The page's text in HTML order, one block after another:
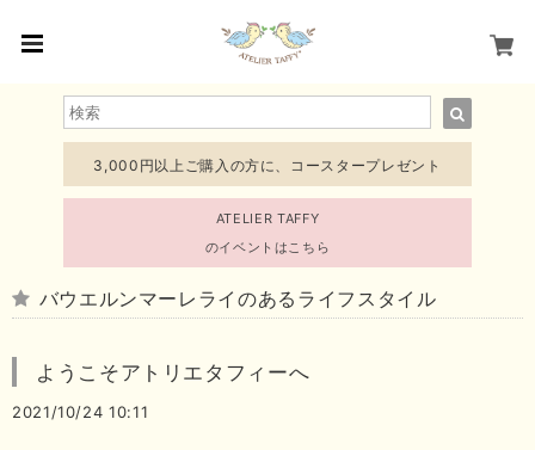
3,000円以上ご購入の方に、コースタープレゼント
ATELIER TAFFY
のイベントはこちら
バウエルンマーレライのあるライフスタイル
ようこそアトリエタフィーへ
2021/10/24 10:11